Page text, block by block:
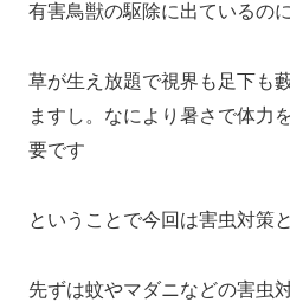
有害鳥獣の駆除に出ているの
草が生え放題で視界も足下も
ますし。なにより暑さで体力
要です
ということで今回は害虫対策
先ずは蚊やマダニなどの害虫